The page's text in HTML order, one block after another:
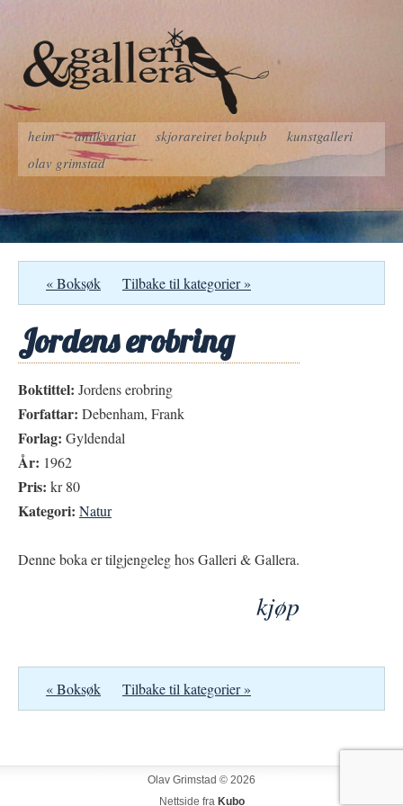
heim antikvariat skjorareiret bokpub
kunstgalleri
olav grimstad
« Boksøk Tilbake til kategorier »
Jordens erobring
Boktittel: Jordens erobring
Forfattar: Debenham, Frank
Forlag: Gyldendal
År: 1962
Pris: kr 80
Kategori: Natur
Denne boka er tilgjengeleg hos Galleri & Gallera.
kjøp
« Boksøk Tilbake til kategorier »
Olav Grimstad © 2026
Nettside fra Kubo